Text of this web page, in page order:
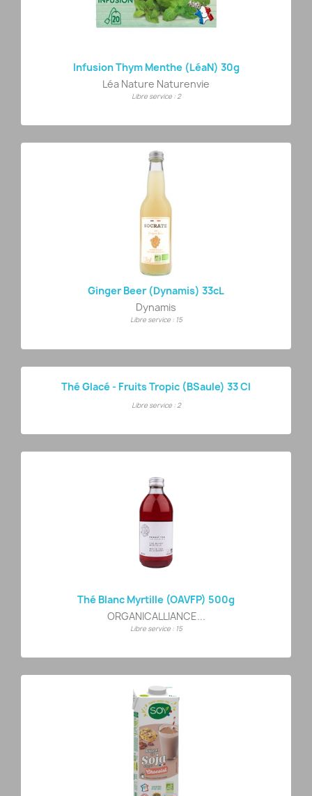
Infusion Thym Menthe (LéaN) 30g
Léa Nature Naturenvie
Libre service : 2
Ginger Beer (Dynamis) 33cL
Dynamis
Libre service : 15
Thé Glacé - Fruits Tropic (BSaule) 33 Cl
Libre service : 2
Thé Blanc Myrtille (OAVFP) 500g
ORGANICALLIANCE...
Libre service : 15